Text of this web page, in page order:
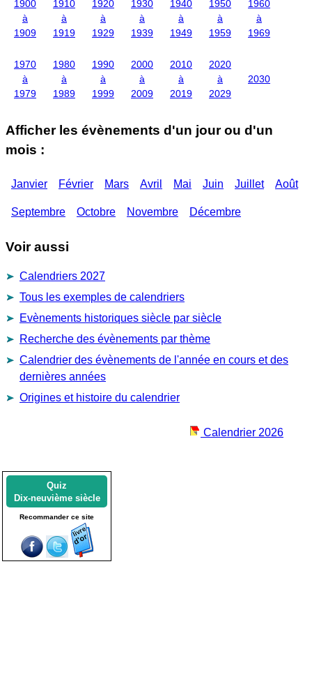
1900
à
1909
1910
à
1919
1920
à
1929
1930
à
1939
1940
à
1949
1950
à
1959
1960
à
1969
1970
à
1979
1980
à
1989
1990
à
1999
2000
à
2009
2010
à
2019
2020
à
2029
2030
Afficher les évènements d'un jour ou d'un
mois :
Janvier Février Mars Avril Mai Juin Juillet Août
Septembre Octobre Novembre Décembre
Voir aussi
Calendriers 2027
Tous les exemples de calendriers
Evènements historiques siècle par siècle
Recherche des évènements par thème
Calendrier des évènements de l'année en cours et des
dernières années
Origines et histoire du calendrier
Calendrier 2026
Quiz
Dix-neuvième siècle
Recommander ce site